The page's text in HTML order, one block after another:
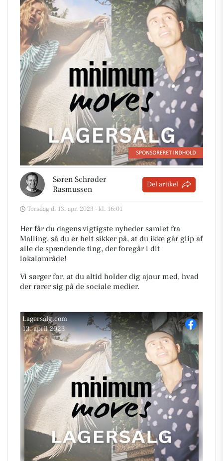
Søren Schrøder
Rasmussen
Del artikel
Torsdag d. 13. apr. 2023 - kl. 16:01
Her får du dagens vigtigste nyheder samlet fra
Malling, så du er helt sikker på, at du ikke går glip af
alle de spændende ting, der foregår i dit
lokalområde!
Vi sørger for, at du altid holder dig ajour med, hvad
der rører sig på de sociale medier.
Lagersalg.com
13. april 2023